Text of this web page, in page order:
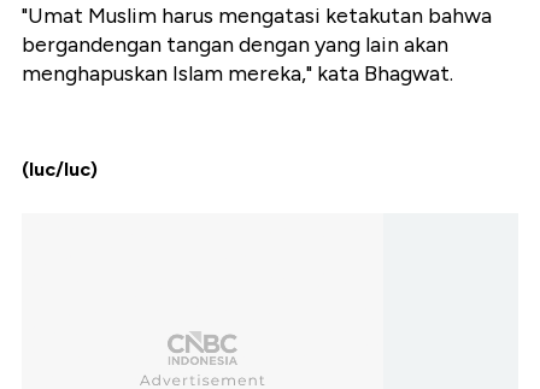
"Umat Muslim harus mengatasi ketakutan bahwa
bergandengan tangan dengan yang lain akan
menghapuskan Islam mereka," kata Bhagwat.
(luc/luc)